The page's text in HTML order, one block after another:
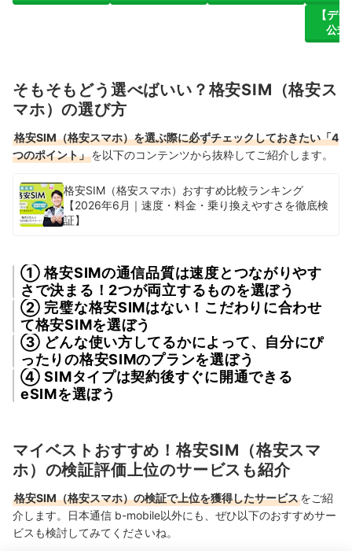
【デ
公式
そもそもどう選べばいい？格安SIM（格安ス
マホ）の選び方
格安SIM（格安スマホ）を選ぶ際に必ずチェックしておきたい「4
つのポイント」を以下のコンテンツから抜粋してご紹介します。
格安SIM（格安スマホ）おすすめ比較ランキング
【2026年6月｜速度・料金・乗り換えやすさを徹底検
証】
① 格安SIMの通信品質は速度とつながりやす
さで決まる！2つが両立するものを選ぼう
② 完璧な格安SIMはない！こだわりに合わせ
て格安SIMを選ぼう
③ どんな使い方してるかによって、自分にぴ
ったりの格安SIMのプランを選ぼう
④ SIMタイプは契約後すぐに開通できる
eSIMを選ぼう
マイベストおすすめ！格安SIM（格安スマ
ホ）の検証評価上位のサービスも紹介
格安SIM（格安スマホ）の検証で上位を獲得したサービスをご紹
介します。日本通信 b-mobile以外にも、ぜひ以下のおすすめサー
ビスも検討してみてくださいね。